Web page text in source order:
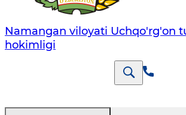
Namangan viloyati Uchqo'rg'on
hokimligi